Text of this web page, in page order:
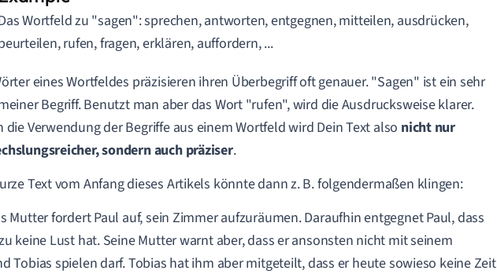
Wortfeld zu "sagen": sprechen, antworten, entgegnen, mitteilen, ausdrücken,
rufen, fragen, erklären, auffordern, ...
eines Wortfeldes präzisieren ihren Überbegriff oft genauer. "Sagen" ist ein sehr
Begriff. Benutzt man aber das Wort "rufen", wird die Ausdrucksweise klarer.
die Verwendung der Begriffe aus einem Wortfeld wird Dein Text also nicht nur
sondern auchpräziser.
Text vom Anfang dieses Artikels könnte dann z. B. folgendermaßen klingen:
Mutter fordert Paul auf, sein Zimmer aufzuräumen. Daraufhin entgegnet Paul, dass
keine Lust hat. Seine Mutter warnt aber, dass er ansonsten nicht mit seinem
Tobias spielen darf. Tobias hat ihm aber mitgeteilt, dass er heute sowieso keine Zeit